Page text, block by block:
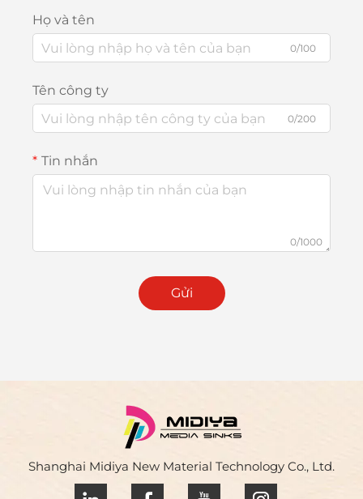
Họ và tên
0/100
Tên công ty
0/200
Tin nhắn
0/1000
Gửi
Shanghai Midiya New Material Technology Co., Ltd.